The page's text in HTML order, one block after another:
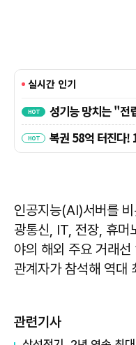
인공지능(AI)서버를
광통신, IT, 전장, 휴머
야의 해외 주요 거래
관계자가 참석해 역대
관련기사